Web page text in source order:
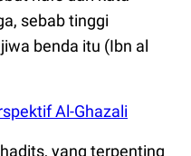
sebab tinggi
benda itu (Ibn al
Al-Ghazali
yang terpenting